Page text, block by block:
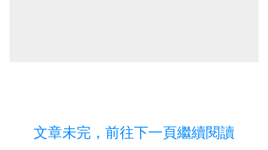
文章未完，前往下一頁繼續閱讀